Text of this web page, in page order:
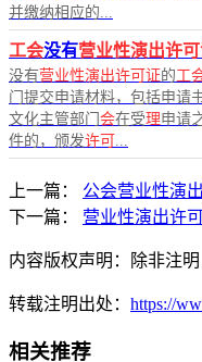
并缴纳相应的...
工会没有营业性演出许
没有营业性演出许可证的工
门提交申请材料，包括申请
文化主管部门会在受理申请
件的，颁发许可
上一篇：
公会营业性演
下一篇：
营业性演出许
内容版权声明：除非注
转载注明出处： https://
相关推荐